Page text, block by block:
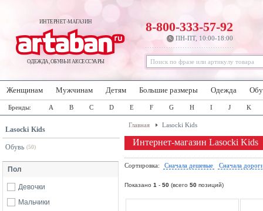
ИНТЕРНЕТ-МАГАЗИН
ОДЕЖДА, ОБУВЬ И АКСЕССУАРЫ
8-800-333-57-92
ПН-ПТ, 10:00-18:00
Женщинам Мужчинам Детям Большие размеры Одежда
Бренды: A B C D E F G H I J K
Lasocki Kids
Обувь (50)
Пол
Девочки
Мальчики
Главная Lasocki Kids
Интернет-магазин Lasocki Kids
Сортировка: Сначала дешевые Сначала
Показано 1 - 50 (всего 50 позиций)